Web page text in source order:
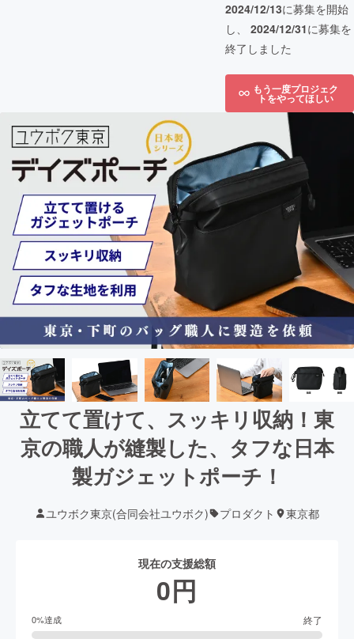
2024/12/13に募集を開始
し、 2024/12/31に募集を
終了しました
もう一度プロジェク
トをやってほしい
立てて置けて、スッキリ収納！東
京の職人が縫製した、タフな日本
製ガジェットポーチ！
ユウボク東京(合同会社ユウボク) プロダクト 東京都
現在の支援総額
0円
0%達成 終了